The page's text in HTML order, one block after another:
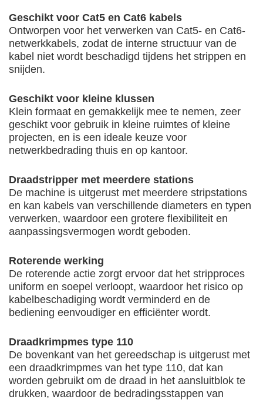
Geschikt voor Cat5 en Cat6 kabels
Ontworpen voor het verwerken van Cat5- en Cat6-
netwerkkabels, zodat de interne structuur van de
kabel niet wordt beschadigd tijdens het strippen en
snijden.
Geschikt voor kleine klussen
Klein formaat en gemakkelijk mee te nemen, zeer
geschikt voor gebruik in kleine ruimtes of kleine
projecten, en is een ideale keuze voor
netwerkbedrading thuis en op kantoor.
Draadstripper met meerdere stations
De machine is uitgerust met meerdere stripstations
en kan kabels van verschillende diameters en typen
verwerken, waardoor een grotere flexibiliteit en
aanpassingsvermogen wordt geboden.
Roterende werking
De roterende actie zorgt ervoor dat het stripproces
uniform en soepel verloopt, waardoor het risico op
kabelbeschadiging wordt verminderd en de
bediening eenvoudiger en efficiënter wordt.
Draadkrimpmes type 110
De bovenkant van het gereedschap is uitgerust met
een draadkrimpmes van het type 110, dat kan
worden gebruikt om de draad in het aansluitblok te
drukken, waardoor de bedradingsstappen van